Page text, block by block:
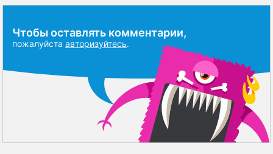
Чтобы оставлять комментарии,
пожалуйста авторизуйтесь.